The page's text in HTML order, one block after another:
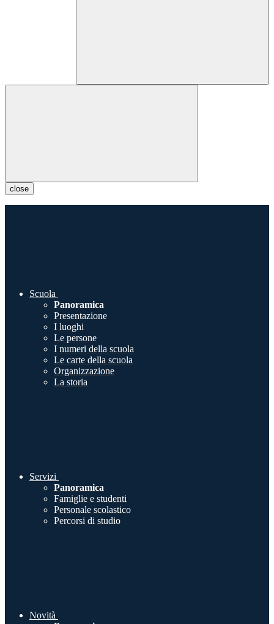
close
Scuola
Panoramica
Presentazione
I luoghi
Le persone
I numeri della scuola
Le carte della scuola
Organizzazione
La storia
Servizi
Panoramica
Famiglie e studenti
Personale scolastico
Percorsi di studio
Novità